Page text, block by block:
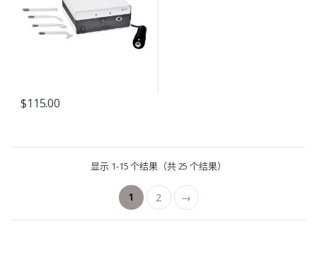
$115.00
显示 1-15 个结果（共 25 个结果）
1 2 →